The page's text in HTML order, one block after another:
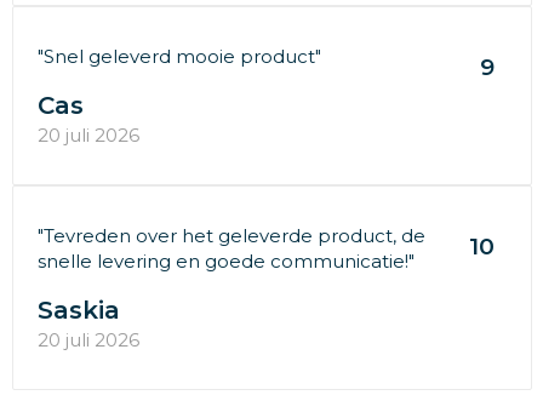
"Snel geleverd mooie product" 9
Cas
20 juli 2026
"Tevreden over het geleverde product, de
snelle levering en goede communicatie!"
10
Saskia
20 juli 2026